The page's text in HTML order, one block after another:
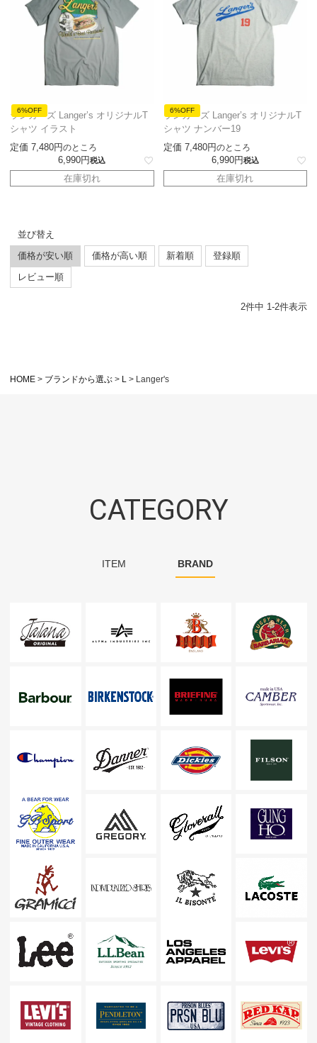
6%OFF
ランガーズ Langer’s オリジナルT
シャツ イラスト
定価 7,480 のところ
6,990 税込
在庫切れ
6%OFF
ランガーズ Langer’s オリジナルT
シャツ ナンバー19
定価 7,480 のところ
6,990 税込
在庫切れ
並び替え
価格が安い順
価格が高い順 新着順
登録順
レビュー順
2件中 1-2件表示
HOME ブランドから選ぶ L Langer's
CATEGORY
ITEM BRAND